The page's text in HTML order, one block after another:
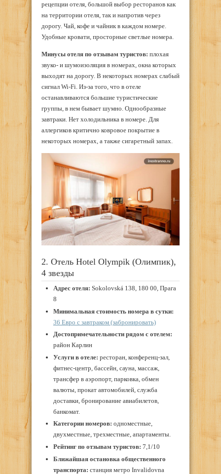
рецепции отеля, большой выбор ресторанов как
на территории отеля, так и напротив через
дорогу. Чай, кофе и чайник в каждом номере.
Удобные кровати, просторные светлые номера.
Минусы отеля по отзывам туристов: плохая
звуко- и шумоизоляция в номерах, окна которых
выходят на дорогу. В некоторых номерах слабый
сигнал Wi-Fi. Из-за того, что в отеле
останавливаются большие туристические
группы, в нем бывает шумно. Однообразные
завтраки. Нет холодильника в номере. Для
аллергиков критично ковровое покрытие в
некоторых номерах, а также сигаретный запах.
2. Отель Hotel Olympik (Олимпик),
4 звезды
Адрес отеля: Sokolovská 138, 180 00, Прага
8
Минимальная стоимость номера в сутки:
36 Евро с завтраком (забронировать)
Достопримечательности рядом с отелем:
район Карлин
Услуги в отеле: ресторан, конференц-зал,
фитнес-центр, бассейн, сауна, массаж,
трансфер в аэропорт, парковка, обмен
валюты, прокат автомобилей, служба
доставки, бронирование авиабилетов,
банкомат.
Категории номеров: одноместные,
двухместные, трехместные, апартаменты.
Рейтинг по отзывам туристов: 7,1/10
Ближайшая остановка общественного
транспорта: станция метро Invalidovna